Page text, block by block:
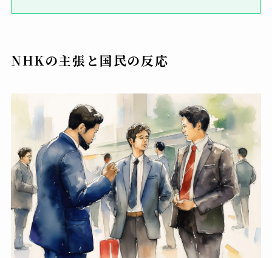
NHKの主張と国民の反応